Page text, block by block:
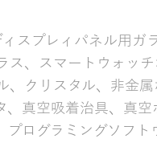
スプレィパネル用ガ
、スマートウォッチ
クリスタル、非金属
、真空吸着治具、真空
プログラミングソフト